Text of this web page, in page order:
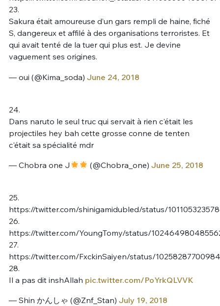
23.
Sakura était amoureuse d’un gars rempli de haine, fiché
S, dangereux et affilé à des organisations terroristes. Et
qui avait tenté de la tuer qui plus est. Je devine
vaguement ses origines.
— oui (@Kima_soda) June 24, 2018
24.
Dans naruto le seul truc qui servait à rien c'était les
projectiles hey bah cette grosse conne de tenten
c'était sa spécialité mdr
— Chobra one J (@Chobra_one) June 25, 2018
25.
https://twitter.com/shinigamidubled/status/
26.
https://twitter.com/YoungTomy/status/
27.
https://twitter.com/FxckinSaiyen/status/
28.
Il a pas dit inshAllah pic.twitter.com/PoYrkQLVVK
— Shin かんしゃ (@Znf_Stan) July 19, 2018